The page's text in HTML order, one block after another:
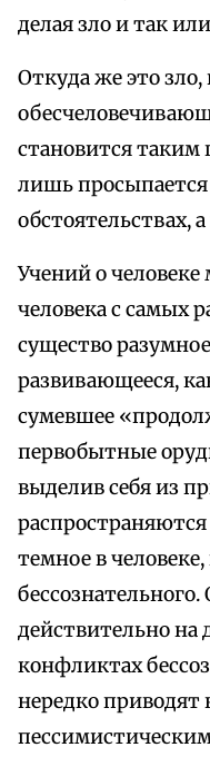
делая зло и так
Откуда же это
становится таким
лишь
обстоятельствах,
Учений о
человека с самых
существо
развивающееся,
сумевшее
первобытные
выделив себя из
темное в
действительно на
конфликтах
нередко